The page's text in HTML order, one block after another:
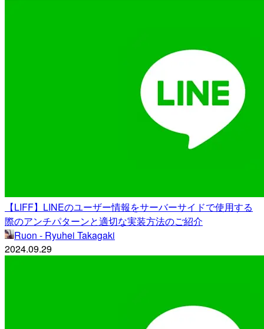
【LIFF】LINEのユーザー情報をサーバーサイドで使用する
際のアンチパターンと適切な実装方法のご紹介
Ruon - Ryuhei Takagaki
2024.09.29